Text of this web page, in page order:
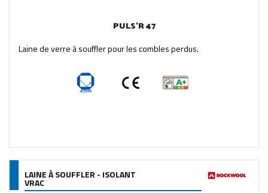
PULS'R 47
Laine de verre à souffler pour les combles perdus.
LAINE À SOUFFLER - ISOLANT
VRAC